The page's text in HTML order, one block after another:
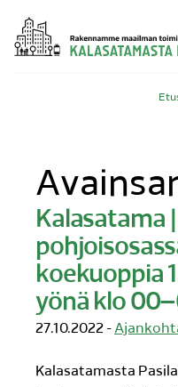
Siirry
sisältöön
Kalasatama
koekuoppia
yönä klo
27.10.2022 -
Kalasatamasta